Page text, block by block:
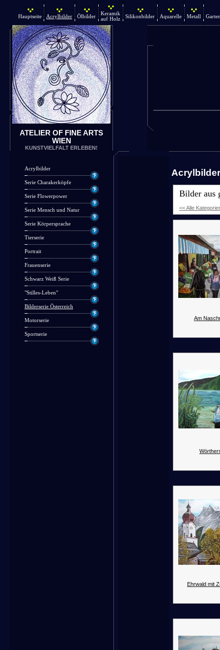
Hauptseite Acrylbilder Ölbilder
Keramik
auf Holz
Silikonbilder Aquarelle Metall
ATELIER OF FINE ARTS
WIEN
KUNSTVIELFALT ERLEBEN!
Acrylbilder
Serie Charakerköpfe
Serie Flowerpower
Serie Mensch und Natur
Serie Körpersprache
Tierserie
Portrait
Frauenserie
Schwarz Weiß Serie
"Stilles-Leben"
Bilderserie Österreich
Motorserie
Sportserie
Acrylbilder
Bilder aus
<< Alle
Am
Ehrwald mit